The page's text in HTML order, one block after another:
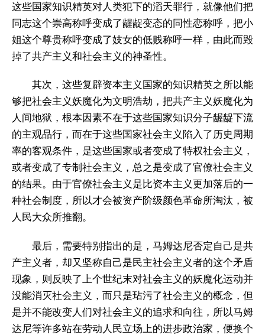
这些国家知识精英对人类犯下的滔天罪行，就像他们把
同志这个崇高称呼变成了龌龊变态的同性恋称呼，把小
姐这个尊贵称呼变成了妓女的低贱称呼一样，由此而毁
掉了共产主义和社会主义的神圣性。
其次，这些复辟资本主义国家的知识精英之所以能
够把社会主义妖魔化为文明浩劫，把共产主义妖魔化为
人间地狱，根本因素不在于这些国家知识分子龌龊下流
的主观品行，而在于这些国家社会主义陷入了历史周期
率的客观条件，是这些国家或者变成了特权社会主义，
或者变成了专制社会主义，总之是变成了官僚社会主义
的结果。由于官僚社会主义是比资本主义更加落后的一
种社会制度，所以才会被资产阶级颜色革命所淘汰，被
人民大众所推翻。
最后，需要特别指出的是，马姆达尼否定自己是共
产主义者，却又坚称自己是民主社会主义者的这个矛盾
现象，则反映了上个世纪末对社会主义的妖魔化运动并
没能消灭社会主义，而只是玷污了社会主义的概念，但
是并不能改变人们对社会主义的追求和向往，所以马姆
达尼等许多站在劳动人民立场上的进步政治家，便换个